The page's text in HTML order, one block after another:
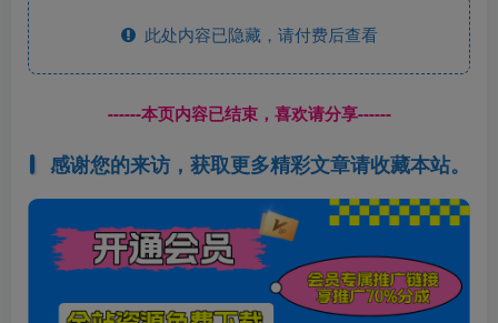
此处内容已隐藏，请付费后查看
------本页内容已结束，喜欢请分享------
感谢您的来访，获取更多精彩文章请收藏本站。